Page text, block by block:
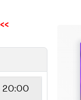
20:00